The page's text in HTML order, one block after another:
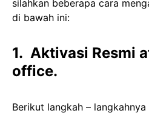
silahkan beberapa cara
di bawah ini:
1. Aktivasi Resmi
office.
Berikut langkah – langkahnya